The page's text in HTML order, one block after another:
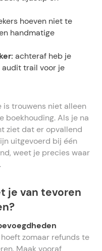
hoeven niet te
handmatige
achteraf heb je
trail voor je
is trouwens niet alleen
boekhouding. Als je na
ziet dat er opvallend
uitgevoerd bij één
weet je precies waar
je van tevoren
zomaar refunds te
Maak vooraf